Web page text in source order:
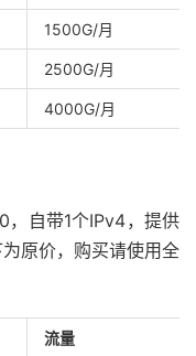
1500G/月
2500G/月
4000G/月
，自带1个IPv4，提供
原价，购买请使用全
流量